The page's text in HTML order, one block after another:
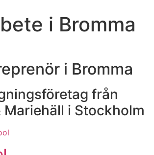
i Bromma
i Bromma
från
Mariehäll i Stockholm